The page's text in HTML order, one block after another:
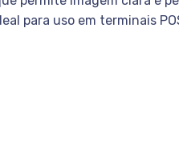
para uso em terminais